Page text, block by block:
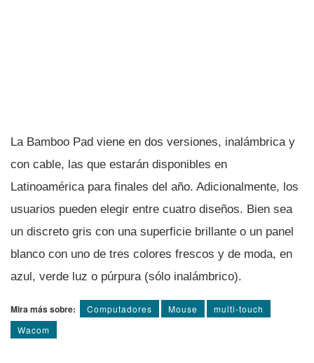
La Bamboo Pad viene en dos versiones, inalámbrica y
con cable, las que estarán disponibles en
Latinoamérica para finales del año. Adicionalmente, los
usuarios pueden elegir entre cuatro diseños. Bien sea
un discreto gris con una superficie brillante o un panel
blanco con uno de tres colores frescos y de moda, en
azul, verde luz o púrpura (sólo inalámbrico).
Mira más sobre: Computadores Mouse
multi-touch
Wacom